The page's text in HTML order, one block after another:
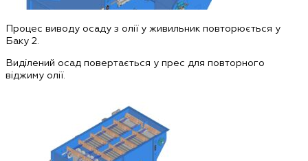
Процес виводу осаду з олії у живильник повторюється у
Баку 2.
Виділений осад повертається у прес для повторного
віджиму олії.